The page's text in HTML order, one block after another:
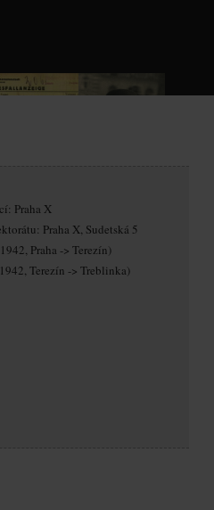
Praha X
Praha X, Sudetská 5
Praha -> Terezín)
Terezín -> Treblinka)